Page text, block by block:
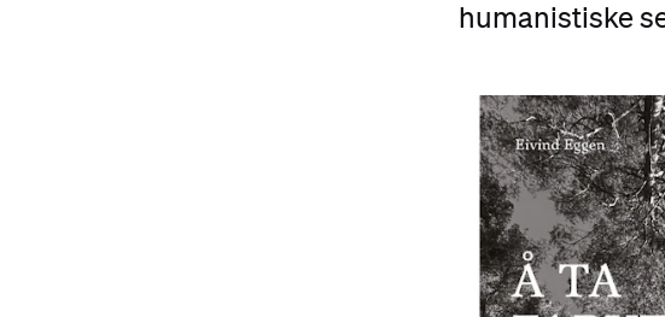
humanistiske